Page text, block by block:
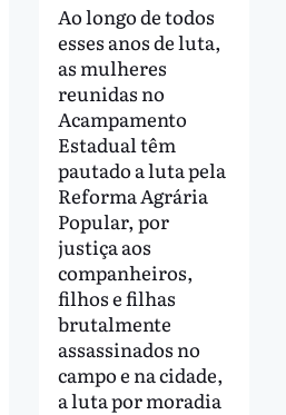
Ao longo de todos
esses anos de luta,
as mulheres
reunidas no
Acampamento
Estadual têm
pautado a luta pela
Reforma Agrária
Popular, por
justiça aos
companheiros,
filhos e filhas
brutalmente
assassinados no
campo e na cidade,
a luta por moradia